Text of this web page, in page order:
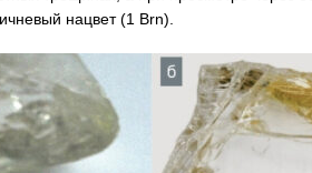
нацвет (1 Brn).